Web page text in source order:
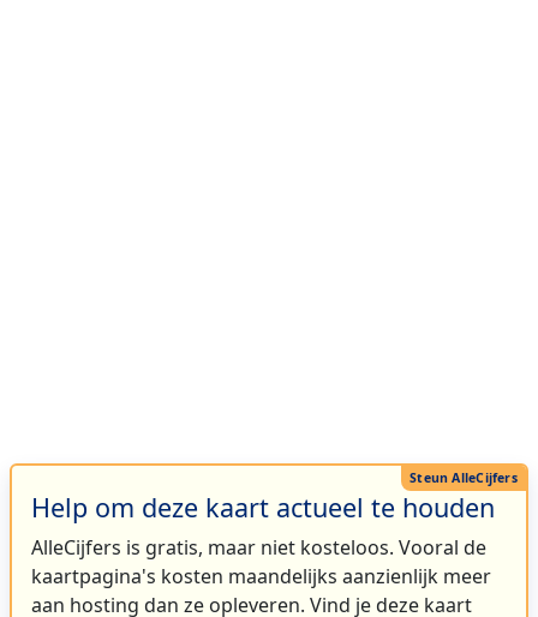
Help om deze kaart actueel te houden
AlleCijfers is gratis, maar niet kosteloos. Vooral de
kaartpagina's kosten maandelijks aanzienlijk meer
aan hosting dan ze opleveren. Vind je deze kaart